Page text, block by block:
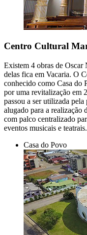
Centro Cultural
Existem 4 obras de
delas fica em Vacaria. O
conhecido como Casa do
por uma revitalização em
passou a ser utilizada
alugado para a realização
com palco centralizado
eventos musicais e teatrais.
Casa do Povo